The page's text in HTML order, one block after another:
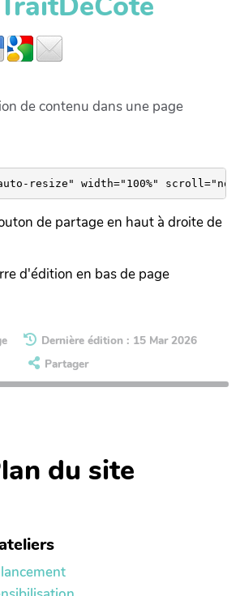
de contenu dans une page
de partage en haut à droite de
d'édition en bas de page
Dernière édition : 15 Mar 2026
Partager
du site